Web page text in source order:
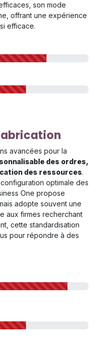
son mode
offrant une expérience
efficace.
avancées pour la
des ordres,
des ressources.
optimale des
One propose
adopte souvent une
aux firmes recherchant
cette standardisation
pour répondre à des